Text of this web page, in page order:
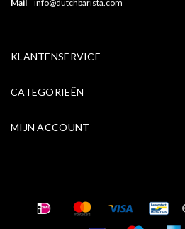
Mail info@dutchbarista.com
KLANTENSERVICE
CATEGORIEËN
MIJN ACCOUNT